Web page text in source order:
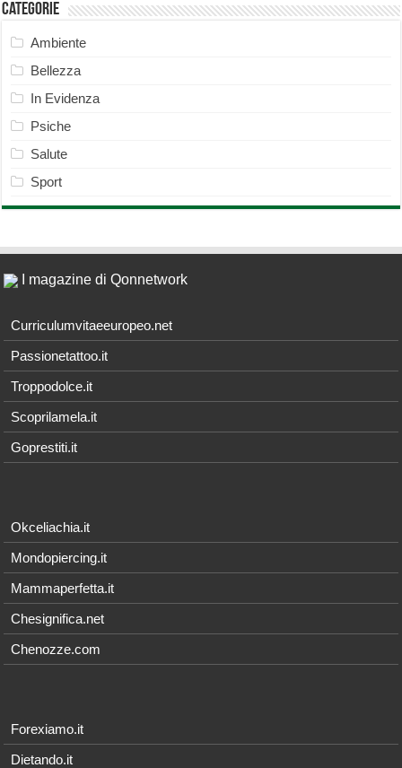
Categorie
Ambiente
Bellezza
In Evidenza
Psiche
Salute
Sport
I magazine di Qonnetwork
Curriculumvitaeeuropeo.net
Passionetattoo.it
Troppodolce.it
Scoprilamela.it
Goprestiti.it
Okceliachia.it
Mondopiercing.it
Mammaperfetta.it
Chesignifica.net
Chenozze.com
Forexiamo.it
Dietando.it